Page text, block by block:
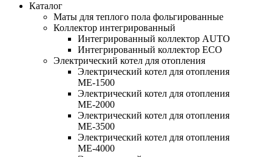
Каталог
Маты для теплого пола фольгированные
Коллектор интегрированный
Интегрированный коллектор AUTO
Интегрированный коллектор ЕСО
Электрический котел для отопления
Электрический котел для отопления
МЕ-1500
Электрический котел для отопления
МЕ-2000
Электрический котел для отопления
МЕ-3500
Электрический котел для отопления
МЕ-4000